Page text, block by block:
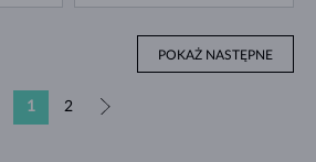
POKAŻ NASTĘPNE
1 2